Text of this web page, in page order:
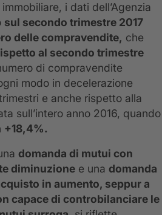
i dati dell’Agenzia
sul secondo trimestre 2017
delle compravendite, che
al secondo trimestre
di compravendite
modo in decelerazione
e anche rispetto alla
sull’intero anno 2016, quando
+18,4%.
domanda di mutui con
diminuzione e una domanda
in aumento, seppur a
capace di controbilanciare le